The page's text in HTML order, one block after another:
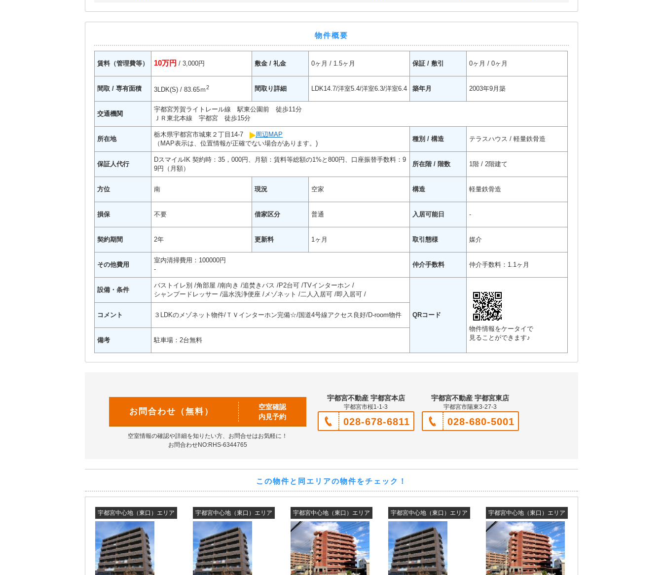
物件概要
賃料（管理費等） 10万円 / 3,000円 敷金 / 礼金 0ヶ月 / 1.5ヶ月 保証 / 敷引 0ヶ月 / 0ヶ月
間取 / 専有面積 3LDK(S) / 83.65ｍ2 間取り詳細 LDK14.7/洋室5.4/洋室6.3/洋室6.4 築年月 2003年9月築
交通機関
宇都宮芳賀ライトレール線 駅東公園前 徒歩11分
ＪＲ東北本線 宇都宮 徒歩15分
所在地
栃木県宇都宮市城東２丁目14-7
周辺MAP
（MAP表示は、位置情報が正確でない場合があります。)
種別 / 構造 テラスハウス / 軽量鉄骨造
保証人代行
DスマイルIK 契約時：35，000円、月額：賃料等総額の1%と800円、口座振替手数料：9
9円（月額）
所在階 / 階数 1階 / 2階建て
方位 南 現況 空家 構造 軽量鉄骨造
損保 不要 借家区分 普通 入居可能日 -
契約期間 2年 更新料 1ヶ月 取引態様 媒介
その他費用
室内清掃費用：100000円
-
仲介手数料 仲介手数料：1.1ヶ月
設備・条件
バストイレ別 角部屋 南向き 追焚きバス P2台可 TVインターホン
シャンプードレッサー 温水洗浄便座 メゾネット 二人入居可 即入居可
QRコード
物件情報をケータイで
見ることができます♪
コメント ３LDKのメゾネット物件/ＴＶインターホン完備☆/国道4号線アクセス良好/D-room物件
備考 駐車場：2台無料
お問合わせ（無料）
空室確認
内見予約
空室情報の確認や詳細を知りたい方、お問合せはお気軽に！
お問合わせNO:RHS-6344765
宇都宮不動産 宇都宮本店
宇都宮市桜1-1-3
028-678-6811
宇都宮不動産 宇都宮東店
宇都宮市陽東3-27-3
028-680-5001
この物件と同エリアの物件をチェック！